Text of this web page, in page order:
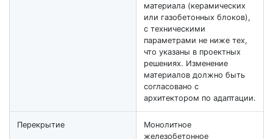
материала (керамических
или газобетонных блоков),
с техническими
параметрами не ниже тех,
что указаны в проектных
решениях. Изменение
материалов должно быть
согласовано с
архитектором по адаптации.
Перекрытие
Монолитное
железобетонное